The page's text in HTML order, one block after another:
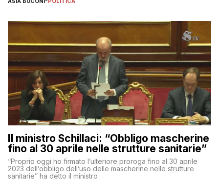
Il ministro Schillaci: “Obbligo mascherine
fino al 30 aprile nelle strutture sanitarie”
“Proprio oggi ho firmato l’ulteriore proroga fino al 30 aprile
2023 dell’obbligo dell’uso delle mascherine nelle strutture
sanitarie” ha detto il ministro